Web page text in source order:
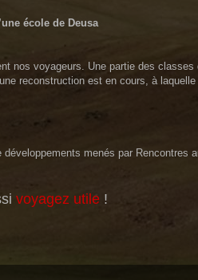
école de Deusa
nos voyageurs. Une partie des classes
reconstruction est en cours, à
menés par Rencontres
voyagez utile!